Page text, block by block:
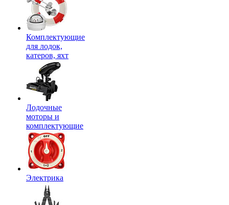
Комплектующие
для лодок,
катеров, яхт
Лодочные
моторы и
комплектующие
Электрика